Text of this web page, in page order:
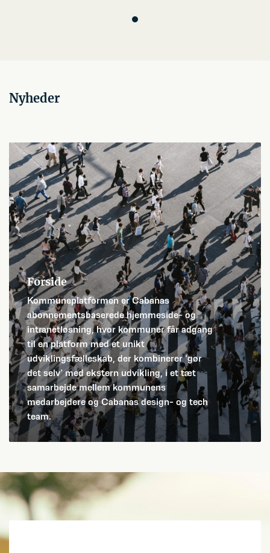
Nyheder
Forside
Kommuneplatformen er Cabanas
abonnementsbaserede hjemmeside- og
intranetløsning, hvor kommuner får adgang
til en platform med et unikt
udviklingsfælleskab, der kombinerer ‘gør
det selv’ med ekstern udvikling, i et tæt
samarbejde mellem kommunens
medarbejdere og Cabanas design- og tech
team.